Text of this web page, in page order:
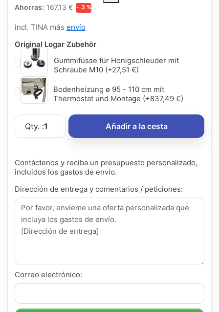
Ahorras: 167,13 € − 3 %
incl. TINA más envío
Original Logar Zubehör
Gummifüsse für Honigschleuder mit
Schraube M10 (+27,51 €)
Bodenheizung ø 95 - 110 cm mit
Thermostat und Montage (+837,49 €)
Qty. :1 Añadir a la cesta
Contáctenos y reciba un presupuesto personalizado,
incluidos los gastos de envío.
Dirección de entrega y comentarios / peticiones:
Correo electrónico: